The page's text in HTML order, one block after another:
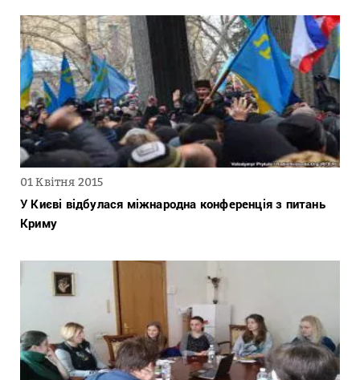
01 Квітня 2015
У Києві відбулася міжнародна конференція з питань
Криму